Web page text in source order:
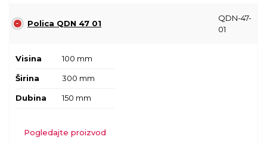
Polica QDN 47 01
QDN-47-
01
Visina 100 mm
Širina 300 mm
Dubina 150 mm
Pogledajte proizvod